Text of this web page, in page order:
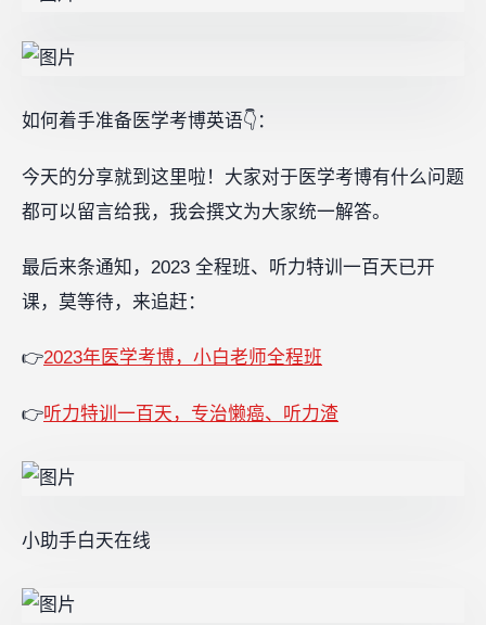
如何着手准备医学考博英语👇：
今天的分享就到这里啦！大家对于医学考博有什么问题
都可以留言给我，我会撰文为大家统一解答。
最后来条通知，2023 全程班、听力特训一百天已开
课，莫等待，来追赶：
👉2023年医学考博，小白老师全程班
👉听力特训一百天，专治懒癌、听力渣
小助手白天在线